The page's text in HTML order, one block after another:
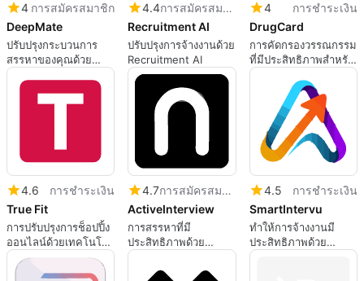
4 การสมัครสมาชิก
DeepMate
ปรับปรุงกระบวนการ
สรรหาของคุณด้วย
DeepMate
4.4
การสมัครสมาชิก
Recruitment AI
ปรับปรุงการจ้างงานด้วย
Recruitment AI
4
การชำระเงิน
DrugCard
การคัดกรองวรรณกรรม
ที่มีประสิทธิภาพสำหรับ
เภสัชกรรม
4.6
การชำระเงิน
True Fit
การปรับปรุงการช็อปปิ้ง
ออนไลน์ด้วยเทคโนโลยี
AI
4.7
การสมัครสมาชิก
ActiveInterview
การสรรหาที่มี
ประสิทธิภาพด้วย
ActiveInterview
4.5
การชำระเงิน
SmartIntervu
ทำให้การจ้างงานมี
ประสิทธิภาพด้วย
SmartIntervu